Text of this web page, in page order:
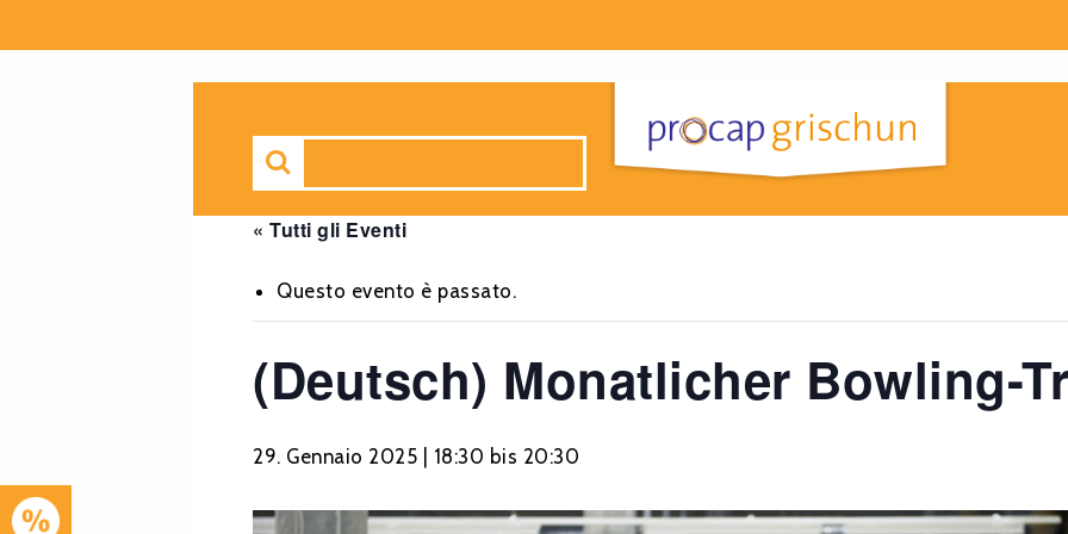
« Tutti gli Eventi
Questo evento è passato.
(Deutsch) Monatlicher Bowling-
29. Gennaio 2025 | 18:30 bis 20:30